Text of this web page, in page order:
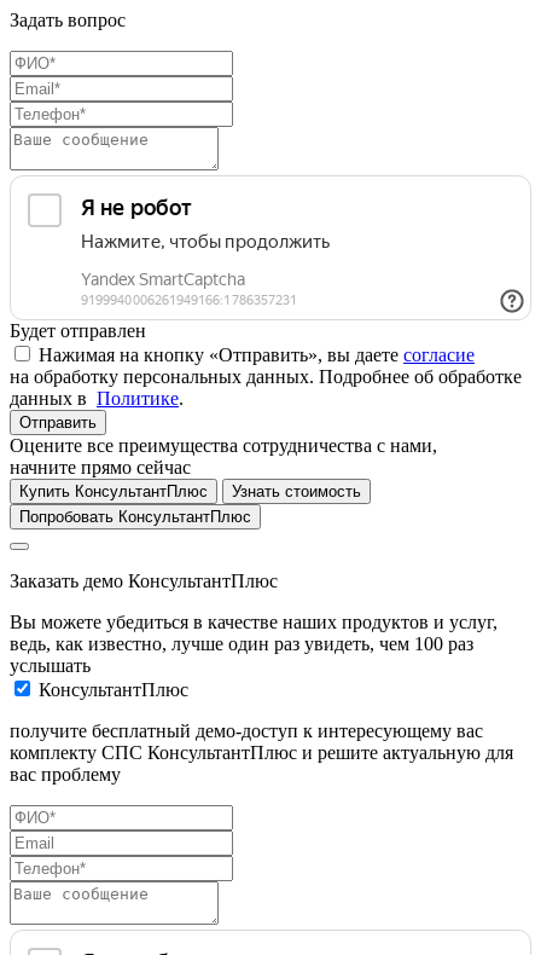
Задать вопрос
Будет отправлен
Нажимая на кнопку «Отправить», вы даете согласие
на обработку персональных данных. Подробнее об обработке
данных в Политике.
Отправить
Оцените все преимущества сотрудничества с нами,
начните прямо сейчас
Купить КонсультантПлюс
Узнать стоимость
Попробовать КонсультантПлюс
Заказать демо КонсультантПлюс
Вы можете убедиться в качестве наших продуктов и услуг,
ведь, как известно, лучше один раз увидеть, чем 100 раз
услышать
КонсультантПлюс
получите бесплатный демо-доступ к интересующему вас
комплекту СПС КонсультантПлюс и решите актуальную для
вас проблему